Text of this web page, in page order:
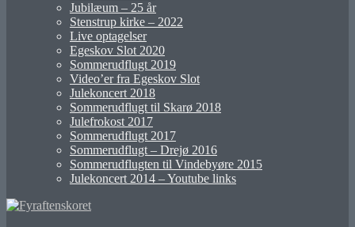
Jubilæum – 25 år
Stenstrup kirke – 2022
Live optagelser
Egeskov Slot 2020
Sommerudflugt 2019
Video’er fra Egeskov Slot
Julekoncert 2018
Sommerudflugt til Skarø 2018
Julefrokost 2017
Sommerudflugt 2017
Sommerudflugt – Drejø 2016
Sommerudflugten til Vindebyøre 2015
Julekoncert 2014 – Youtube links